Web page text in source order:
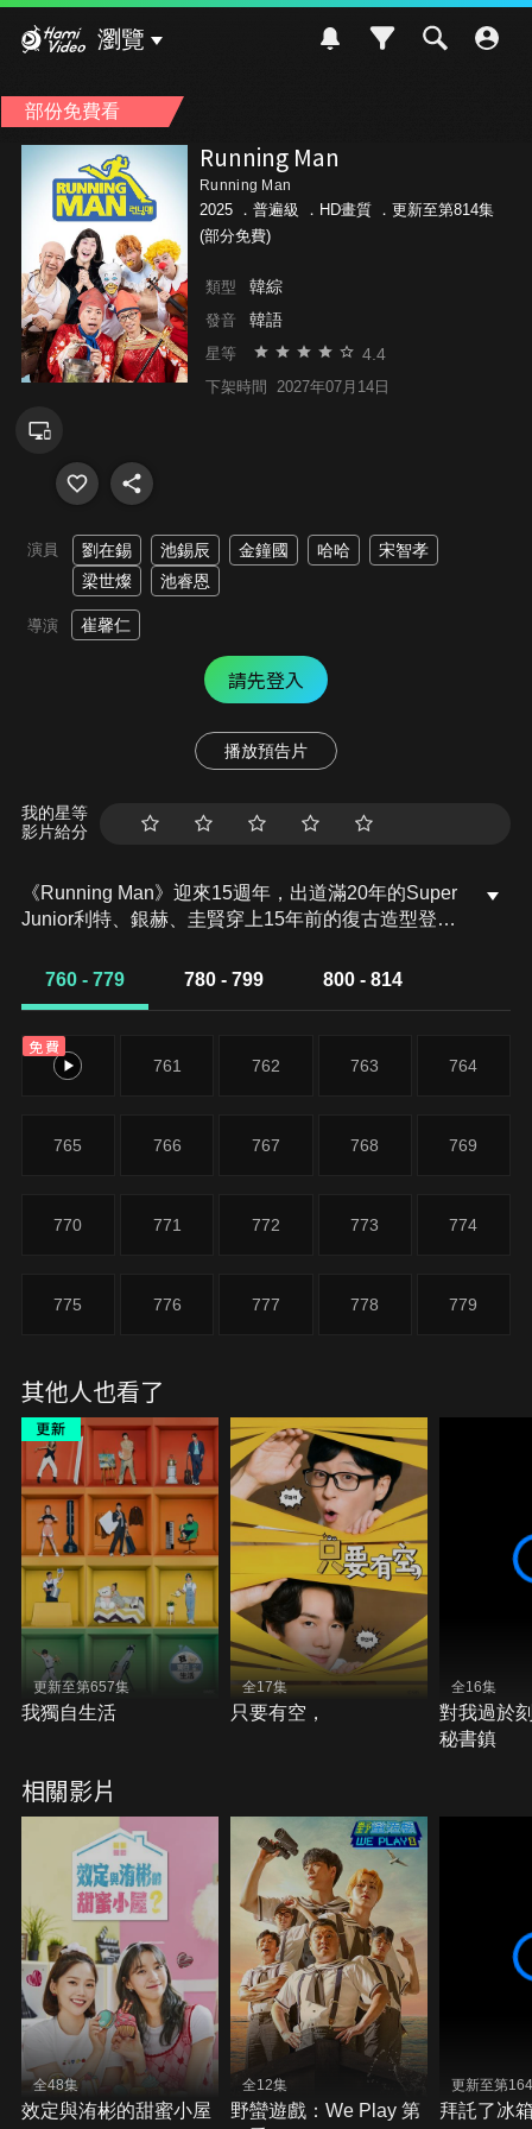
瀏覽
部份免費看
Running Man
Running Man
2025 ． 普遍級
．HD畫質 ．更新至第814集
(部分免費)
類型 韓綜
發音 韓語
星等 4.4
下架時間 2027年07月14日
演員 劉在錫 池錫辰 金鐘國 哈哈
宋智孝
梁世燦
池睿恩
導演 崔馨仁
請先登入
播放預告片
我的星等
影片給分
《Running Man》迎來15週年，出道滿20年的Super
Junior利特、銀赫、圭賢穿上15年前的復古造型登場
品，眾人在抹了肥皂水的滑坡上打滑搶名牌，重溫出
760 - 779 780 - 799 800 - 814
免費
760 761 762 763 764
765 766 767 768 769
770 771 772 773 774
775 776 777 778 779
其他人也看了
更新至第657集
我獨自生活
全17集
只要有空，
全16集
對我過於
秘書鎮
相關影片
全48集
效定與洧彬的甜蜜小屋
全12集
野蠻遊戲：We Play 第
更新至第
拜託了冰